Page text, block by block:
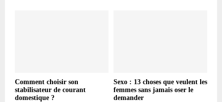
Comment choisir son
stabilisateur de courant
domestique ?
Sexo : 13 choses que veulent les
femmes sans jamais oser le
demander